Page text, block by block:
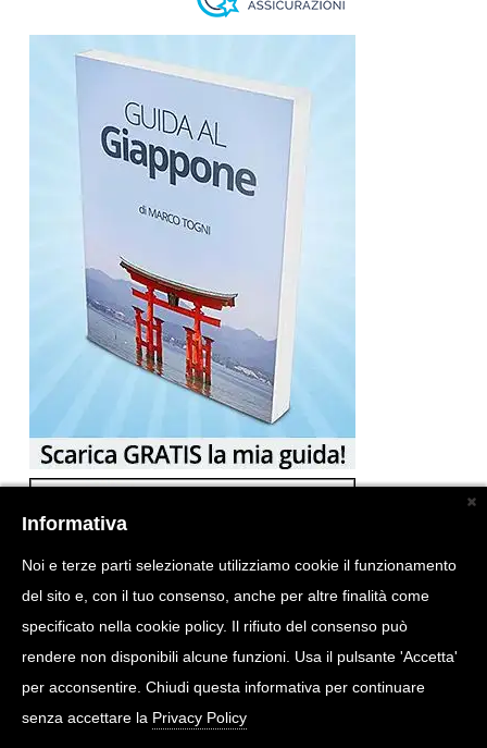
Informativa
Noi e terze parti selezionate utilizziamo cookie il funzionamento
del sito e, con il tuo consenso, anche per altre finalità come
specificato nella cookie policy. Il rifiuto del consenso può
rendere non disponibili alcune funzioni. Usa il pulsante 'Accetta'
per acconsentire. Chiudi questa informativa per continuare
senza accettare la Privacy Policy